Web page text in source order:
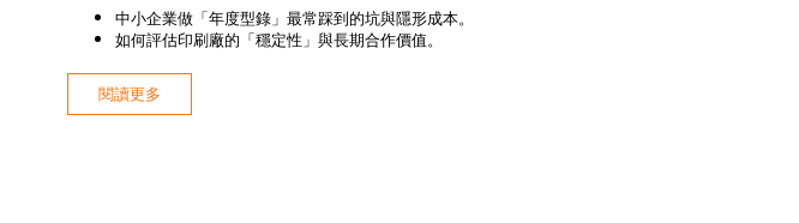
中小企業做「年度型錄」最常踩到的坑與隱形成本。
如何評估印刷廠的「穩定性」與長期合作價值。
閱讀更多